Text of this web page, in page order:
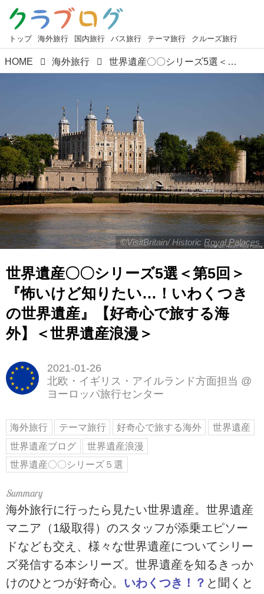
トップ 海外旅行 国内旅行 バス旅行 テーマ旅行 クルーズ旅行
HOME 海外旅行 世界遺産〇〇シリーズ5選＜第5回＞『怖いけど知りたい…！いわくつきの世界遺産』【好奇心で旅する海外】＜世界遺産浪漫＞
©VisitBritain/ Historic Royal Palaces
世界遺産〇〇シリーズ5選＜第5回＞
『怖いけど知りたい…！いわくつき
の世界遺産』【好奇心で旅する海
外】＜世界遺産浪漫＞
2021-01-26
北欧・イギリス・アイルランド方面担当 @
ヨーロッパ旅行センター
海外旅行 テーマ旅行 好奇心で旅する海外
世界遺産
世界遺産ブログ
世界遺産浪漫
世界遺産〇〇シリーズ５選
海外旅行に行ったら見たい世界遺産。世界遺産
マニア（1級取得）のスタッフが添乗エピソー
ドなども交え、様々な世界遺産についてシリー
ズ発信する本シリーズ。世界遺産を知るきっか
けのひとつが好奇心。 いわくつき！？ と聞くと